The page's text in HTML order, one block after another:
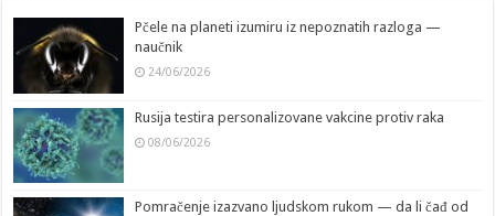
Pčele na planeti izumiru iz nepoznatih razloga —
naučnik
24/06/2026
Rusija testira personalizovane vakcine protiv raka
08/06/2026
Pomračenje izazvano ljudskom rukom — da li čađ od